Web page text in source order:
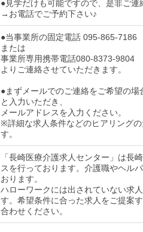
●見学だけも可能ですので、是非ご連
→お電話でご予約下さい♪
●当事業所の固定電話 095-865-7186
または
事業所専用携帯電話080-8373-9804
よりご連絡させていただきます。
●まずメールでのご連絡をご希望の
と入力いただき、
メールアドレスを入力ください。
※詳細な求人条件などのヒアリング
す。
「長崎医療介護求人センター」は長
スを行っております。介護職やヘル
おります。
ハローワークには出されていない求
す。希望条件に合った求人をご提案
合わせください。